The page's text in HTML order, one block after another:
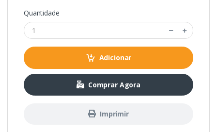
Quantidade
Adicionar
Comprar Agora
Imprimir